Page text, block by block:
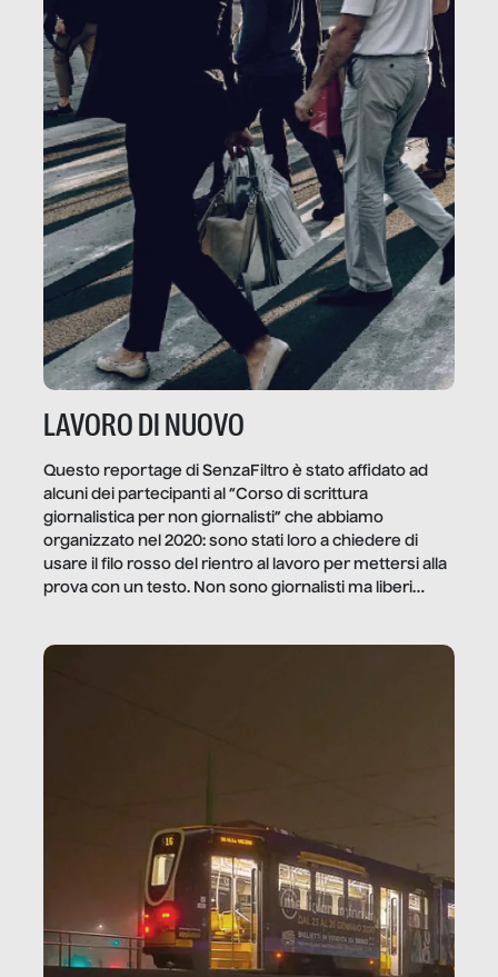
LAVORO DI NUOVO
Questo reportage di SenzaFiltro è stato affidato ad
alcuni dei partecipanti al “Corso di scrittura
giornalistica per non giornalisti” che abbiamo
organizzato nel 2020: sono stati loro a chiedere di
usare il filo rosso del rientro al lavoro per mettersi alla
prova con un testo. Non sono giornalisti ma liberi